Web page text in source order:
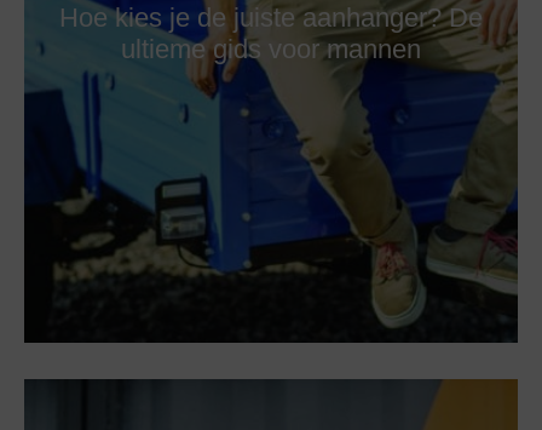
Hoe kies je de juiste aanhanger? De
ultieme gids voor mannen